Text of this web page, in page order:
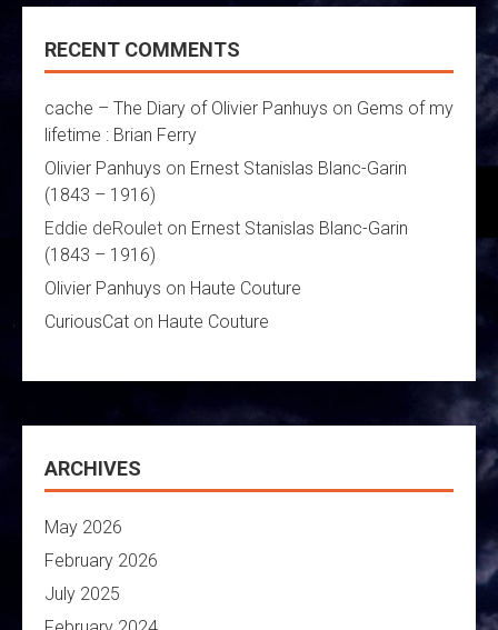
RECENT COMMENTS
cache – The Diary of Olivier Panhuys on Gems of my
lifetime : Brian Ferry
Olivier Panhuys on Ernest Stanislas Blanc-Garin
(1843 – 1916)
Eddie deRoulet on Ernest Stanislas Blanc-Garin
(1843 – 1916)
Olivier Panhuys on Haute Couture
CuriousCat on Haute Couture
ARCHIVES
May 2026
February 2026
July 2025